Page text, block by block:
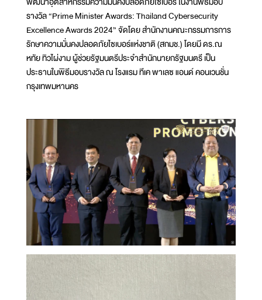
รางวัล “Prime Minister Awards: Thailand Cybersecurity
Excellence Awards 2024” จัดโดย สำนักงานคณะกรรมการการ
รักษาความมั่นคงปลอดภัยไซเบอร์แห่งชาติ (สกมช.) โดยมี ดร.ณ
หทัย ทิวไผ่งาม ผู้ช่วยรัฐมนตรีประจำสำนักนายกรัฐมนตรี เป็น
ประธานในพิธีมอบรางวัล ณ โรงแรม ทีเค พาเลซ แอนด์ คอนเวนชั่น
กรุงเทพมหานคร